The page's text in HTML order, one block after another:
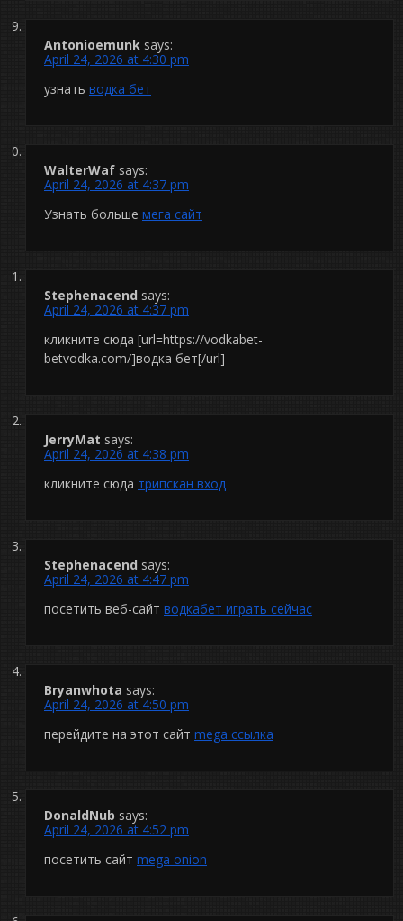
Antonioemunk says:
April 24, 2026 at 4:30 pm
узнать водка бет
WalterWaf says:
April 24, 2026 at 4:37 pm
Узнать больше мега сайт
Stephenacend says:
April 24, 2026 at 4:37 pm
кликните сюда [url=https://vodkabet-
betvodka.com/]водка бет[/url]
JerryMat says:
April 24, 2026 at 4:38 pm
кликните сюда трипскан вход
Stephenacend says:
April 24, 2026 at 4:47 pm
посетить веб-сайт водкабет играть сейчас
Bryanwhota says:
April 24, 2026 at 4:50 pm
перейдите на этот сайт mega ссылка
DonaldNub says:
April 24, 2026 at 4:52 pm
посетить сайт mega onion